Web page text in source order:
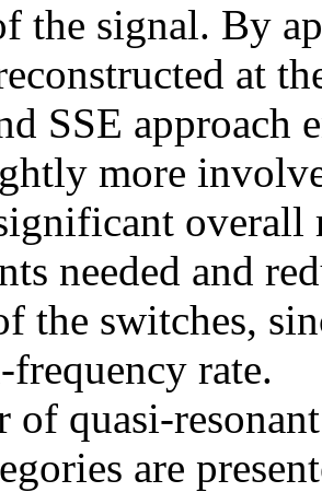
the signal. By
at
SSE approach
more
needed and
the switches,
rate.
of quasi-
are